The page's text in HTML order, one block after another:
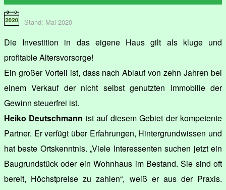
Stand: Mai 2020
Die Investition in das eigene Haus gilt als kluge und
profitable Altersvorsorge!
Ein großer Vorteil ist, dass nach Ablauf von zehn Jahren bei
einem Verkauf der nicht selbst genutzten Immobilie der
Gewinn steuerfrei ist.
Heiko Deutschmann ist auf diesem Gebiet der kompetente
Partner. Er verfügt über Erfahrungen, Hintergrundwissen und
hat beste Ortskenntnis. „Viele Interessenten suchen jetzt ein
Baugrundstück oder ein Wohnhaus im Bestand. Sie sind oft
bereit, Höchstpreise zu zahlen“, weiß er aus der Praxis.